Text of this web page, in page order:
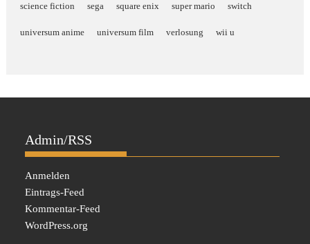
science fiction sega square enix super mario switch
universum anime universum film verlosung wii u
Admin/RSS
Anmelden
Eintrags-Feed
Kommentar-Feed
WordPress.org